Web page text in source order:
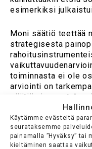
Käytämme evästeitä
seurataksemme
painamalla ”Hyväksy”
kieltäminen saattaa
esimerkiksi
Moni säätiö teettää
strategisesta
toiminnasta ei ole
arviointi on
säätiön ja sen
suunnittelulle. Yhä
rahoittamistaan
Yhteistyö lisää